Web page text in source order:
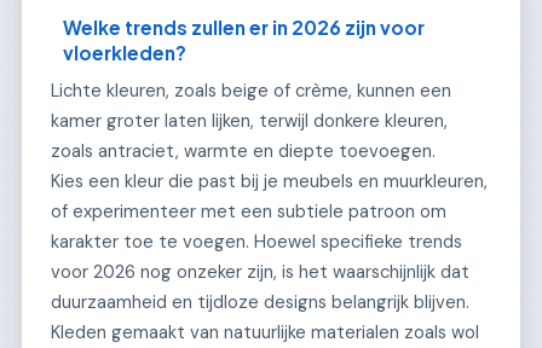
Welke trends zullen er in 2026 zijn voor
vloerkleden?
Lichte kleuren, zoals beige of crème, kunnen een
kamer groter laten lijken, terwijl donkere kleuren,
zoals antraciet, warmte en diepte toevoegen.
Kies een kleur die past bij je meubels en muurkleuren,
of experimenteer met een subtiele patroon om
karakter toe te voegen. Hoewel specifieke trends
voor 2026 nog onzeker zijn, is het waarschijnlijk dat
duurzaamheid en tijdloze designs belangrijk blijven.
Kleden gemaakt van natuurlijke materialen zoals wol